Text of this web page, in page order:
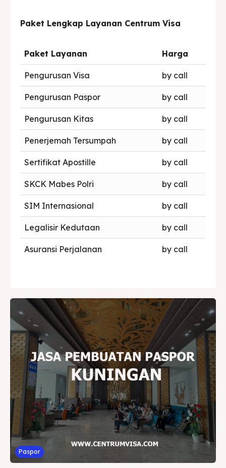
Paket Lengkap Layanan Centrum Visa
Paket Layanan Harga
Pengurusan Visa by call
Pengurusan Paspor by call
Pengurusan Kitas by call
Penerjemah Tersumpah by call
Sertifikat Apostille by call
SKCK Mabes Polri by call
SIM Internasional by call
Legalisir Kedutaan by call
Asuransi Perjalanan by call
Paspor